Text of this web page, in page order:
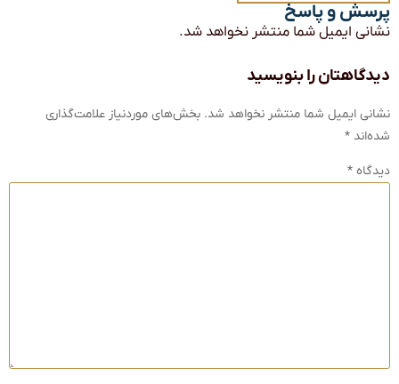
پرسش و پاسخ
نشانی ایمیل شما منتشر نخواهد شد.
دیدگاهتان را بنویسید
نشانی ایمیل شما منتشر نخواهد شد. بخش‌های موردنیاز علامت‌گذاری
شده‌اند *
دیدگاه *